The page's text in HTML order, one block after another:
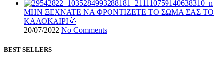
ΜΗΝ ΞΕΧΝΑΤΕ ΝΑ ΦΡΟΝΤΙΖΕΤΕ ΤΟ ΣΩΜΑ ΣΑΣ ΤΟ
ΚΑΛΟΚΑΙΡΙ🌞
20/07/2022 No Comments
BEST SELLERS